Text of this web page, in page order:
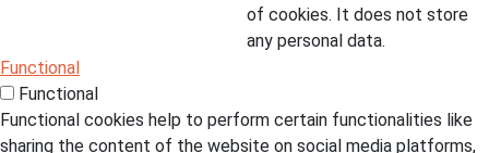
of cookies. It does not store
any personal data.
Functional
Functional
Functional cookies help to perform certain functionalities like
sharing the content of the website on social media platforms,